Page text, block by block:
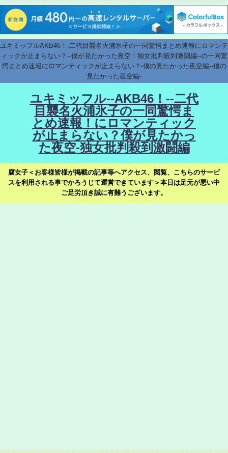
ユキミッフルAKB46！-二代目襲名火浦氷子の一同驚愕まとめ速報にロマンテ
ィックが止まらない？--僕が見たかった夜空！独女批判殺到激闘編--の一同驚
愕まとめ速報にロマンティックが止まらない？-僕の見たかった夜空編--僕の
見たかった星空編-
ユキミッフル--AKB46！--二代
目襲名火浦氷子の一同驚愕ま
とめ速報！にロマンティック
が止まらない？僕が見たかっ
た夜空-独女批判殺到激闘編
腐女子＜お客様皆様が掲載の記事等へアクセス、閲覧、こちらのサービ
スを利用される事でかろうじて運営できています＞本日は足元が悪い中
ご足労頂き誠に有難うございます。